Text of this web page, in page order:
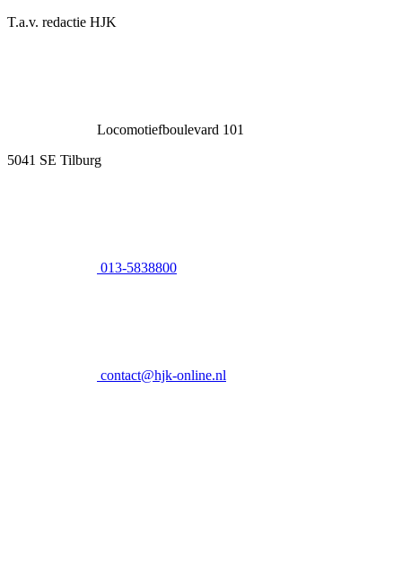
T.a.v. redactie HJK
Locomotiefboulevard 101
5041 SE Tilburg
013-5838800
contact@hjk-online.nl